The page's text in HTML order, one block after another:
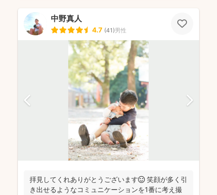
中野真人
4.7 (41)男性
拝見してくれありがとうございます😊 笑顔が多く引
き出せるようなコミュニケーションを1番に考え撮